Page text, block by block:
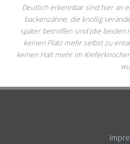
Deutlich erkennbar sind hier an
backen­zähne, die knollig
später betroffen sind (die beiden
keinen Platz mehr selbst zu
keinen Halt mehr im